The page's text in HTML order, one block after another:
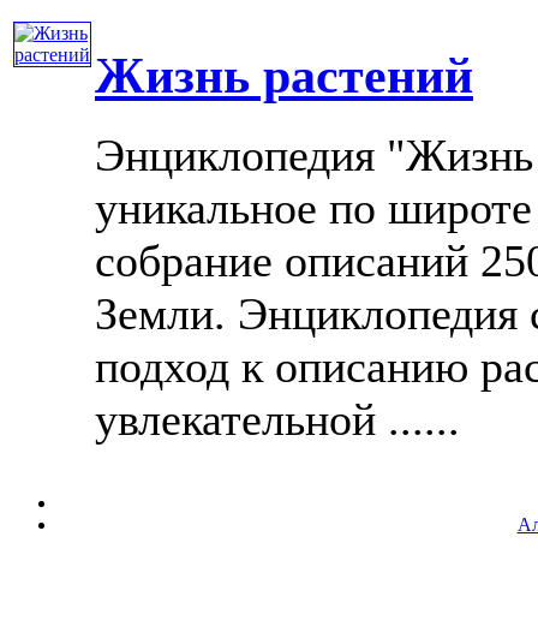
Жизнь растений
Энциклопедия "Жизнь
уникальное по
собрание описаний
Земли. Энциклопедия
подход к описанию
увлекательной ......